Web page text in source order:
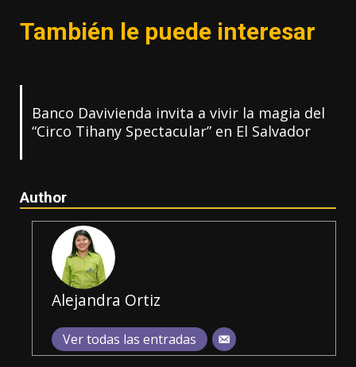
También le puede interesar
Banco Davivienda invita a vivir la magia del
“Circo Tihany Spectacular” en El Salvador
Author
Alejandra Ortiz
Ver todas las entradas